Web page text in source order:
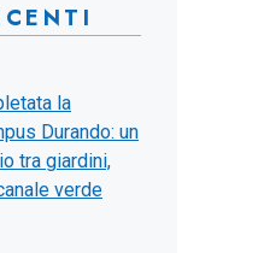
la
Durando: un
tra giardini,
verde